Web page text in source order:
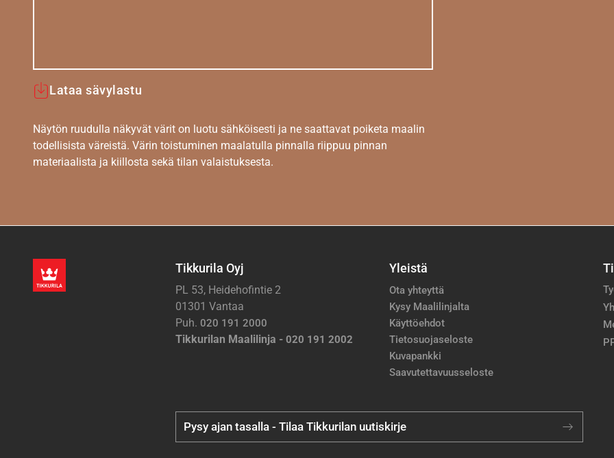
Lataa sävylastu
Näytön ruudulla näkyvät värit on luotu sähköisesti ja ne saattavat poiketa maalin
todellisista väreistä. Värin toistuminen maalatulla pinnalla riippuu pinnan
materiaalista ja kiillosta sekä tilan valaistuksesta.
Tikkurila Oyj
PL 53, Heidehofintie 2
01301 Vantaa
Puh. 020 191 2000
Tikkurilan Maalilinja - 020 191 2002
Yleistä
Ota yhteyttä
Kysy Maalilinjalta
Käyttöehdot
Tietosuojaseloste
Kuvapankki
Saavutettavuusseloste
Pysy ajan tasalla - Tilaa Tikkurilan uutiskirje